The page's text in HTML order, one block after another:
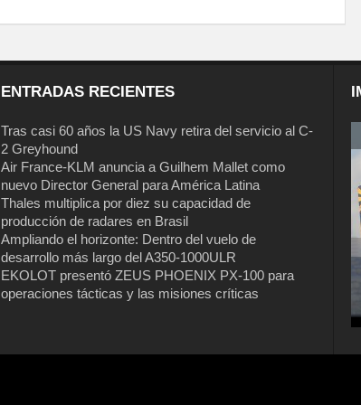
ENTRADAS RECIENTES
Tras casi 60 años la US Navy retira del servicio al C-
2 Greyhound
Air France-KLM anuncia a Guilhem Mallet como
nuevo Director General para América Latina
Thales multiplica por diez su capacidad de
producción de radares en Brasil
Ampliando el horizonte: Dentro del vuelo de
desarrollo más largo del A350-1000ULR
EKOLOT presentó ZEUS PHOENIX PX-100 para
operaciones tácticas y las misiones críticas
Tras casi 60 años la US Navy retira del
servicio al C-2 Greyhound